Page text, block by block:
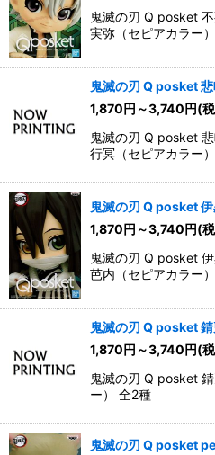
鬼滅の刃 Q posket
実弥（セピアカラー
鬼滅の刃 Q posket
1,870円 ～3,740円(
鬼滅の刃 Q posket
行冥（セピアカラー
鬼滅の刃 Q posket
1,870円 ～3,740円(
鬼滅の刃 Q posket
芭内（セピアカラー
鬼滅の刃 Q posket
1,870円 ～3,740円(
鬼滅の刃 Q posket
ー） 全2種
鬼滅の刃 Q posket